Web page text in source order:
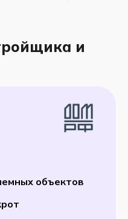
и
объектов